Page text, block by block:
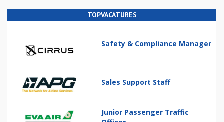
TOPVACATURES
Safety & Compliance Manager
Sales Support Staff
Junior Passenger Traffic